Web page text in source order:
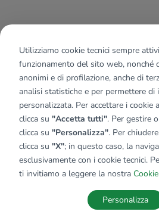
Utilizziamo cookie tecnici sempre
funzionamento del sito web, nonché
anonimi e di profilazione, anche di
analisi statistiche e per permettere di
personalizzata. Per accettare i cookie
clicca su "Accetta tutti". Per gestire
clicca su "Personalizza". Per
clicca su "X"; in questo caso, la
esclusivamente con i cookie tecnici.
ti invitiamo a leggere la nostra
Personalizza